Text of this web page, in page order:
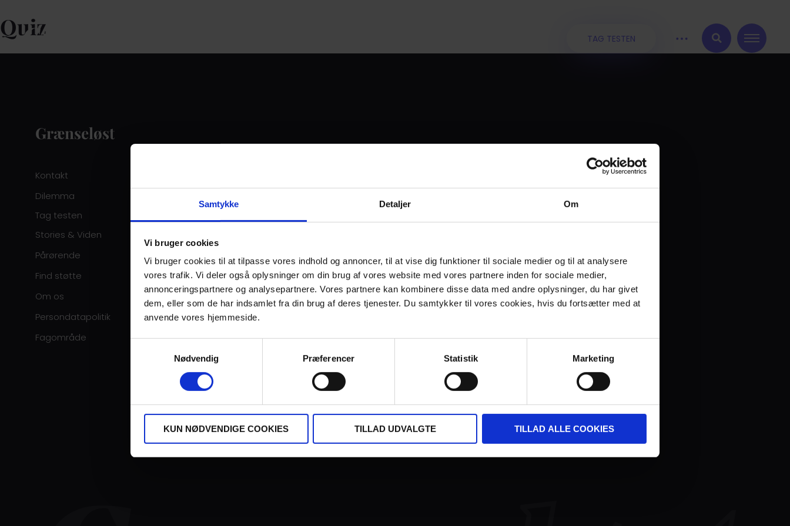
Samtykke Detaljer Om
Vi bruger cookies
Vi bruger cookies til at tilpasse vores indhold og annoncer, til at vise dig funktioner til sociale medier og til at analysere
vores trafik. Vi deler også oplysninger om din brug af vores website med vores partnere inden for sociale medier,
annonceringspartnere og analysepartnere. Vores partnere kan kombinere disse data med andre oplysninger, du har givet
dem, eller som de har indsamlet fra din brug af deres tjenester. Du samtykker til vores cookies, hvis du fortsætter med at
anvende vores hjemmeside.
Nødvendig
Præferencer Statistik Marketing
KUN NØDVENDIGE COOKIES TILLAD UDVALGTE TILLAD ALLE COOKIES
TAG TESTEN
Quiz
Grænseløst
Kontakt
Dilemma
Tag testen
Stories & Viden
Pårørende
Find støtte
Om os
Persondatapolitik
Fagområde